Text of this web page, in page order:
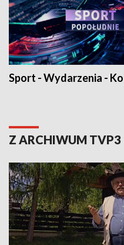
Sport - Wydarzenia -
Z ARCHIWUM TVP3